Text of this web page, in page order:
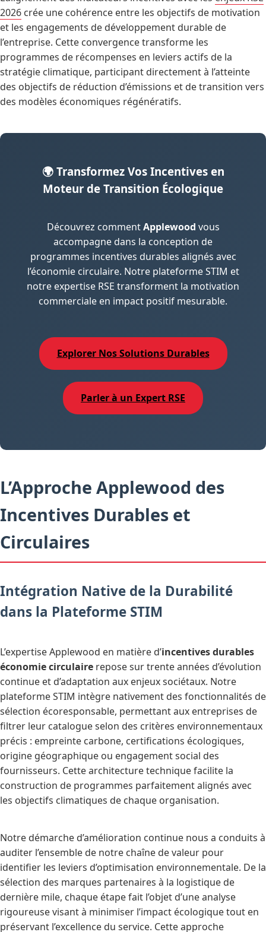
2026 crée une cohérence entre les objectifs de motivation
et les engagements de développement durable de
l’entreprise. Cette convergence transforme les
programmes de récompenses en leviers actifs de la
stratégie climatique, participant directement à l’atteinte
des objectifs de réduction d’émissions et de transition vers
des modèles économiques régénératifs.
🌍 Transformez Vos Incentives en
Moteur de Transition Écologique
Découvrez commentApplewood vous
accompagne dans la conception de
programmes incentives durables alignés avec
l’économie circulaire. Notre plateforme STIM et
notre expertise RSE transforment la motivation
commerciale en impact positif mesurable.
Explorer Nos Solutions Durables
Parler à un Expert RSE
L’Approche Applewood des
Incentives Durables et
Circulaires
Intégration Native de la Durabilité
dans la Plateforme STIM
L’expertise Applewood en matière d’incentives durables
économie circulaire repose sur trente années d’évolution
continue et d’adaptation aux enjeux sociétaux. Notre
plateforme STIM intègre nativement des fonctionnalités de
sélection écoresponsable, permettant aux entreprises de
filtrer leur catalogue selon des critères environnementaux
précis : empreinte carbone, certifications écologiques,
origine géographique ou engagement social des
fournisseurs. Cette architecture technique facilite la
construction de programmes parfaitement alignés avec
les objectifs climatiques de chaque organisation.
Notre démarche d’amélioration continue nous a conduits à
auditer l’ensemble de notre chaîne de valeur pour
identifier les leviers d’optimisation environnementale. De la
sélection des marques partenaires à la logistique de
dernière mile, chaque étape fait l’objet d’une analyse
rigoureuse visant à minimiser l’impact écologique tout en
préservant l’excellence du service. Cette approche